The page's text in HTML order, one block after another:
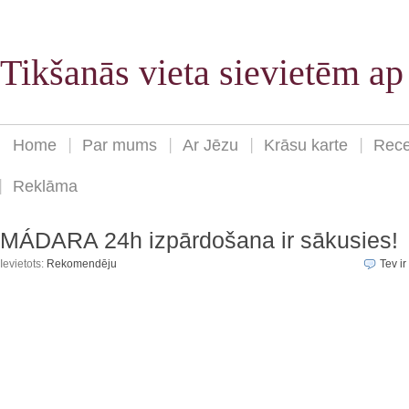
Tikšanās vieta sievietēm
Home Par mums Ar Jēzu Krāsu karte
Reklāma
MÁDARA 24h izpārdošana ir sākusies!
Ievietots: Rekomendēju Tev ir